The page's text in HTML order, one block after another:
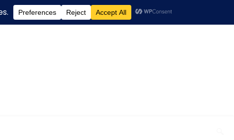
Welcome To My Blog "Optimal Health"